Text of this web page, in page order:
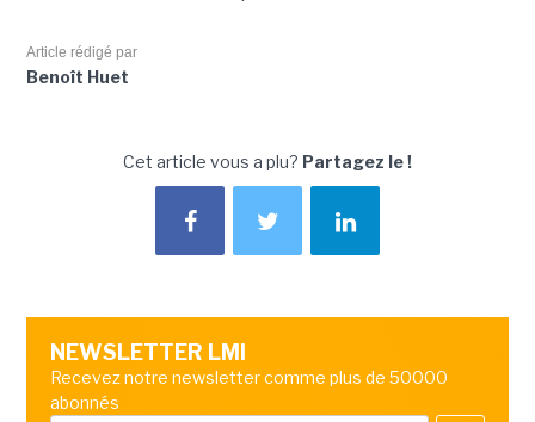
Article rédigé par
Benoît Huet
Cet article vous a plu? Partagez le !
NEWSLETTER LMI
Recevez notre newsletter comme plus de 50000
abonnés